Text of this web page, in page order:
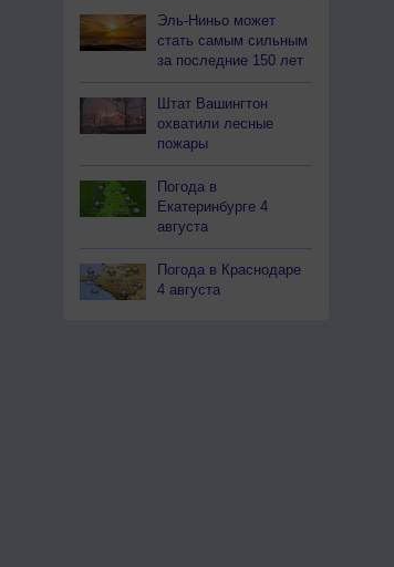
Эль-Ниньо может
стать самым сильным
за последние 150 лет
Штат Вашингтон
охватили лесные
пожары
Погода в
Екатеринбурге 4
августа
Погода в Краснодаре
4 августа